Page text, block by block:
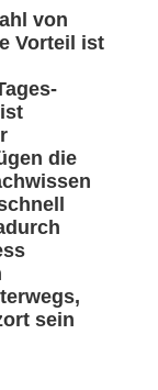
von
Vorteil ist
die
sein